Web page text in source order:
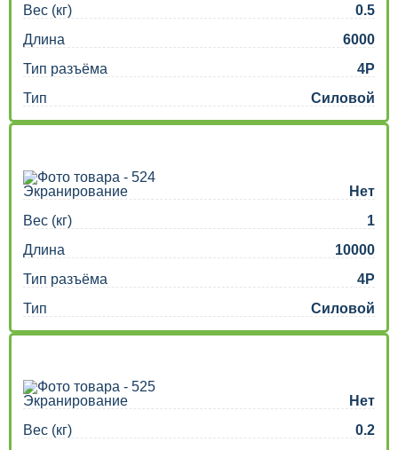
Вес (кг)
0.5
Длина
6000
Тип разъёма
4P
Тип
Силовой
Экранирование
Нет
Вес (кг)
1
Длина
10000
Тип разъёма
4P
Тип
Силовой
Экранирование
Нет
Вес (кг)
0.2